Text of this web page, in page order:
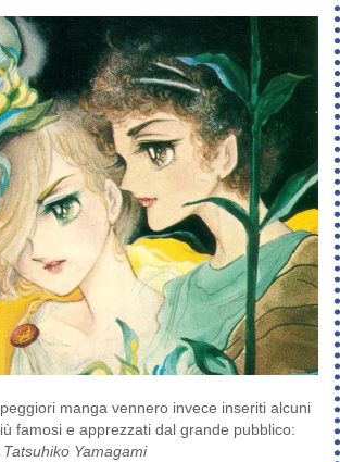
manga vennero invece inseriti alcuni
famosi e apprezzati dal grande pubblico:
Tatsuhiko Yamagami